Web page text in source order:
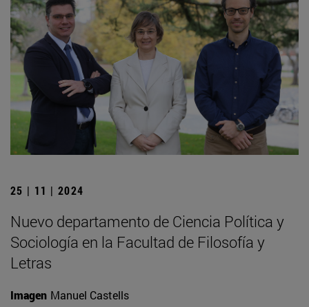
25 | 11 | 2024
Nuevo departamento de Ciencia Política y
Sociología en la Facultad de Filosofía y
Letras
Imagen Manuel Castells